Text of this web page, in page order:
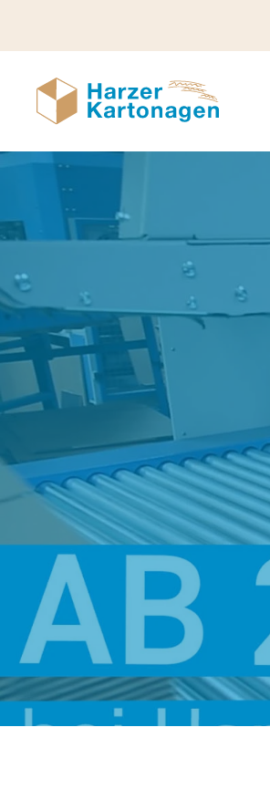
Zum
Hauptinhalt
springen